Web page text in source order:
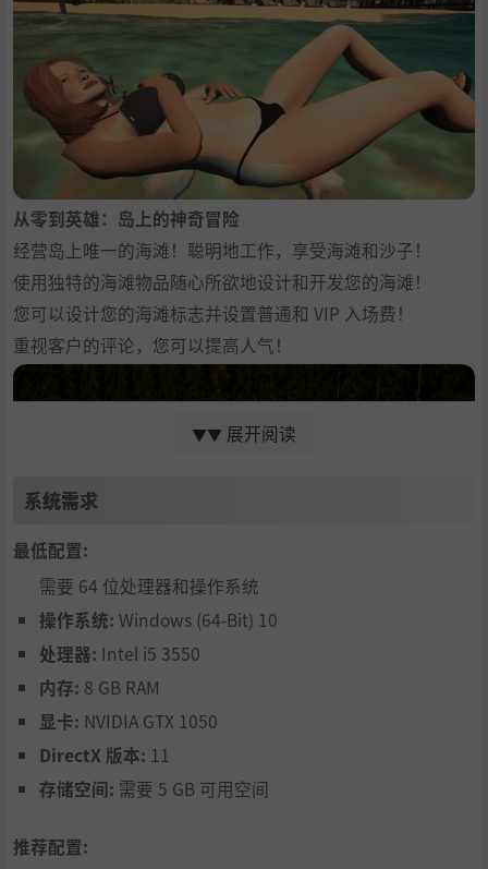
从零到英雄：岛上的神奇冒险
经营岛上唯一的海滩！聪明地工作，享受海滩和沙子！
使用独特的海滩物品随心所欲地设计和开发您的海滩！
您可以设计您的海滩标志并设置普通和 VIP 入场费！
重视客户的评论，您可以提高人气！
通过在进度选项卡中完成关卡任务获得棕榈树，并在技能选
项卡中使用它们！
与女性调情并开始一段关系！
使用您的探测器发现隐藏在深海中的宝藏！以最高价拍卖您
的发现并变得富有！
在您想要的时间组织活动并创建特殊区域。使用扬声器、灯
黑手党是岛上最大的威胁！
▼▼ 展开阅读
系统需求
最低配置:
需要 64 位处理器和操作系统
操作系统: Windows (64-Bit) 10
处理器: Intel i5 3550
内存: 8 GB RAM
显卡: NVIDIA GTX 1050
DirectX 版本: 11
存储空间: 需要 5 GB 可用空间
推荐配置: